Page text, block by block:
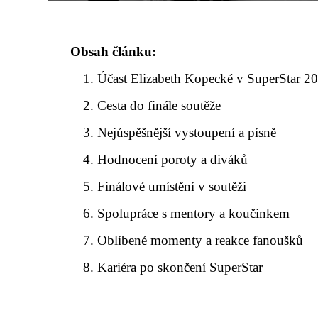
Obsah článku:
Účast Elizabeth Kopecké v SuperStar
Cesta do finále soutěže
Nejúspěšnější vystoupení a písně
Hodnocení poroty a diváků
Finálové umístění v soutěži
Spolupráce s mentory a koučinkem
Oblíbené momenty a reakce fanoušků
Kariéra po skončení SuperStar